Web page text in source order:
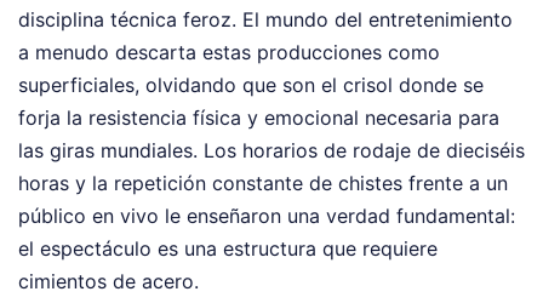
disciplina técnica feroz. El mundo del entretenimiento
a menudo descarta estas producciones como
superficiales, olvidando que son el crisol donde se
forja la resistencia física y emocional necesaria para
las giras mundiales. Los horarios de rodaje de dieciséis
horas y la repetición constante de chistes frente a un
público en vivo le enseñaron una verdad fundamental:
el espectáculo es una estructura que requiere
cimientos de acero.